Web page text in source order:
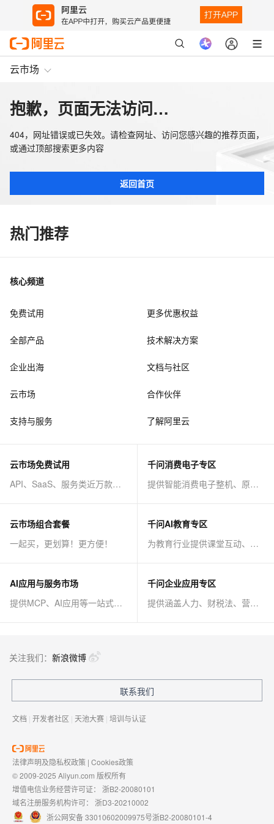
云市场
抱歉，页面无法访问…
404，网址错误或已失效。请检查网址、访问您感兴趣的推荐页面，
或通过顶部搜索更多内容
返回首页
热门推荐
核心频道
免费试用 更多优惠权益
全部产品 技术解决方案
企业出海 文档与社区
云市场 合作伙伴
支持与服务 了解阿里云
云市场免费试用
API、SaaS、服务类近万款商品免费试！
千问消费电子专区
提供智能消费电子整机、原子能力等AI方案
云市场组合套餐
一起买，更划算！更方便！
千问AI教育专区
为教育行业提供课堂互动、课程制作等AI方案
AI应用与服务市场
提供MCP、AI应用等一站式AI解决方案
千问企业应用专区
提供涵盖人力、财税法、营销、客服等AI方案
关注我们： 新浪微博
联系我们
文档 | 开发者社区 | 天池大赛 | 培训与认证
法律声明及隐私权政策 | Cookies政策
© 2009-2025 Aliyun.com 版权所有
增值电信业务经营许可证： 浙B2-20080101
域名注册服务机构许可： 浙D3-20210002
浙公网安备 33010602009975号浙B2-20080101-4